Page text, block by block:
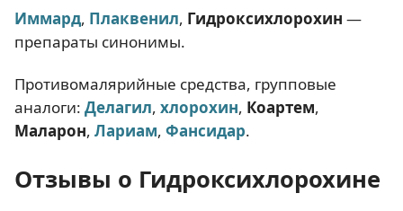
Иммард, Плаквенил, Гидроксихлорохин —
препараты синонимы.
Противомалярийные средства, групповые
аналоги: Делагил, хлорохин, Коартем,
Маларон, Лариам, Фансидар.
Отзывы о Гидроксихлорохине